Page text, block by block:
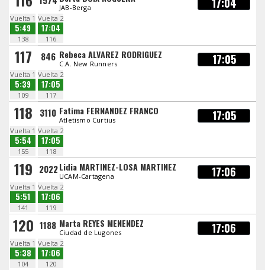
JAB-Berga 17:04
Vuelta 1
5:49
138
Vuelta 2
17:04
116
117 846 Rebeca ALVAREZ RODRIGUEZ
C.A. New Runners 17:05
Vuelta 1
5:39
109
Vuelta 2
17:05
117
118 3110 Fatima FERNANDEZ FRANCO
Atletismo Curtius 17:05
Vuelta 1
5:54
155
Vuelta 2
17:05
118
119 2022Lidia MARTINEZ-LOSA MARTINEZ
UCAM-Cartagena 17:06
Vuelta 1
5:51
141
Vuelta 2
17:06
119
120 1188 Marta REYES MENENDEZ
Ciudad de Lugones 17:06
Vuelta 1
5:38
104
Vuelta 2
17:06
120